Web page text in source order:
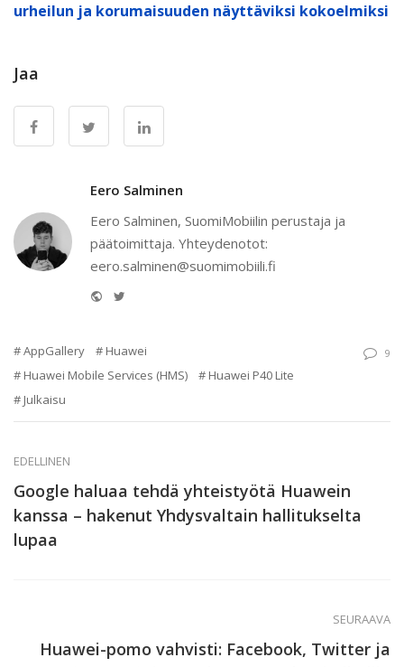
urheilun ja korumaisuuden näyttäviksi kokoelmiksi
Jaa
Eero Salminen
Eero Salminen, SuomiMobiilin perustaja ja
päätoimittaja. Yhteydenotot:
eero.salminen@suomimobiili.fi
Website
AppGallery
Huawei
Huawei Mobile Services (HMS)
Huawei P40 Lite
Julkaisu
9
EDELLINEN
Google haluaa tehdä yhteistyötä Huawein
kanssa – hakenut Yhdysvaltain hallitukselta
lupaa
SEURAAVA
Huawei-pomo vahvisti: Facebook, Twitter ja